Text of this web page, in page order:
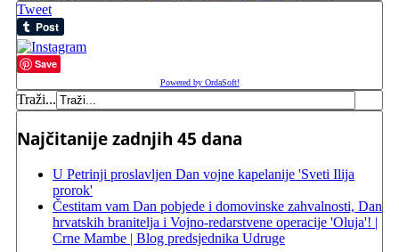
Tweet
Save
Powered by OrdaSoft!
Traži...
Najčitanije zadnjih 45 dana
U Petrinji proslavljen Dan vojne kapelanije 'Sveti Ilija
prorok'
Čestitam vam Dan pobjede i domovinske zahvalnosti, Dan
hrvatskih branitelja i Vojno-redarstvene operacije 'Oluja'! |
Crne Mambe | Blog predsjednika Udruge